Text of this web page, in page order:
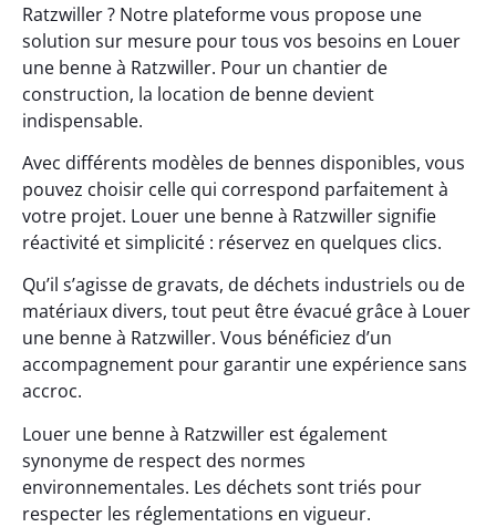
Ratzwiller ? Notre plateforme vous propose une
solution sur mesure pour tous vos besoins en Louer
une benne à Ratzwiller. Pour un chantier de
construction, la location de benne devient
indispensable.
Avec différents modèles de bennes disponibles, vous
pouvez choisir celle qui correspond parfaitement à
votre projet. Louer une benne à Ratzwiller signifie
réactivité et simplicité : réservez en quelques clics.
Qu’il s’agisse de gravats, de déchets industriels ou de
matériaux divers, tout peut être évacué grâce à Louer
une benne à Ratzwiller. Vous bénéficiez d’un
accompagnement pour garantir une expérience sans
accroc.
Louer une benne à Ratzwiller est également
synonyme de respect des normes
environnementales. Les déchets sont triés pour
respecter les réglementations en vigueur.